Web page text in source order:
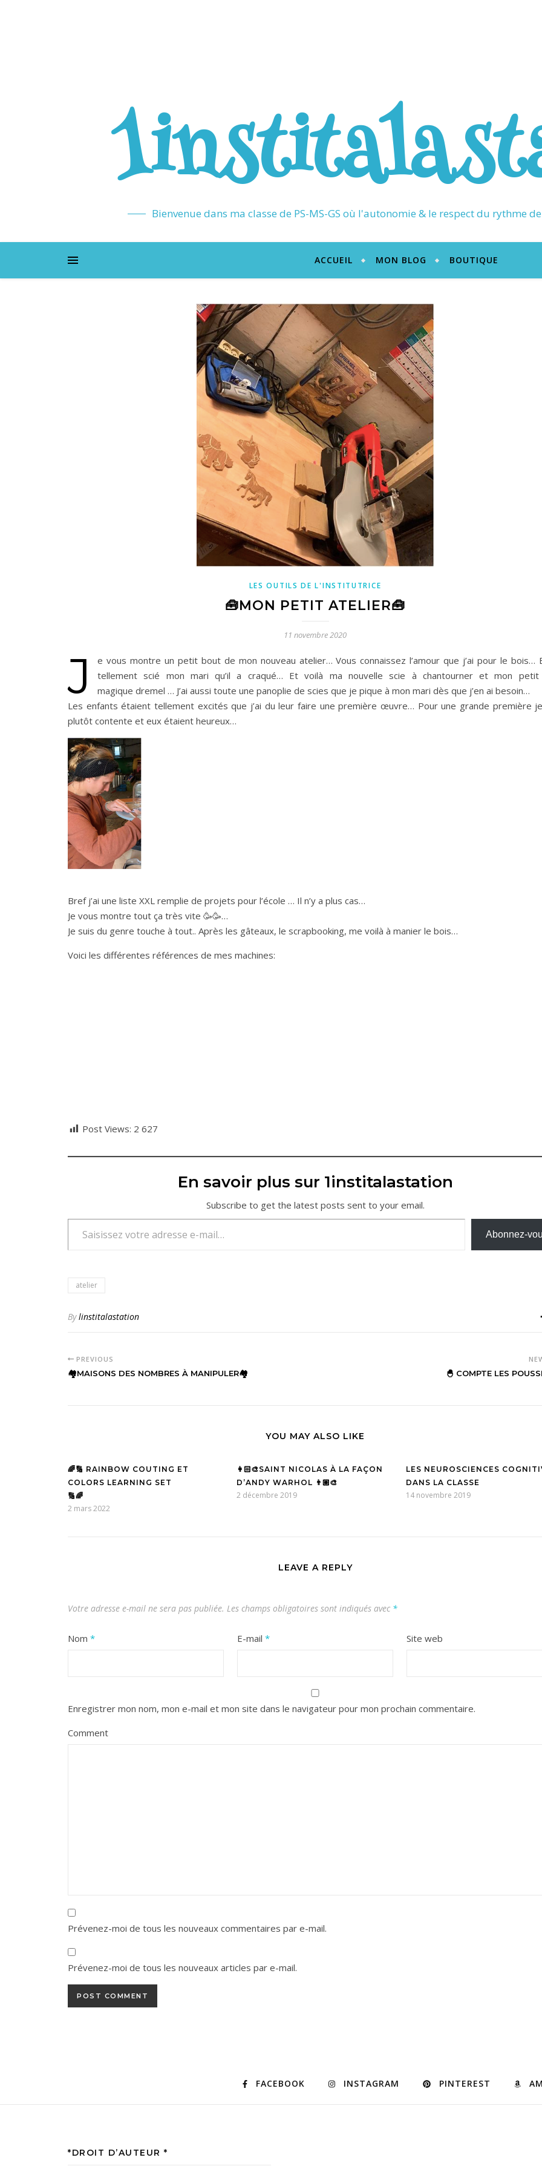
Bienvenue dans ma classe de PS-MS-GS où l'autonomie & le respect du rythme
ACCUEIL MON BLOG BOUTIQUE
LES OUTILS DE L'INSTITUTRICE
🧰MON PETIT ATELIER🧰
11 novembre 2020
J
e vous montre un petit bout de mon nouveau atelier… Vous connaissez l’amour que j’ai pour le bois…
tellement scié mon mari qu’il a craqué… Et voilà ma nouvelle scie à chantourner et mon
magique dremel … J’ai aussi toute une panoplie de scies que je pique à mon mari dès que j’en ai besoin…
Les enfants étaient tellement excités que j’ai du leur faire une première œuvre… Pour une grande première
plutôt contente et eux étaient heureux…
Bref j’ai une liste XXL remplie de projets pour l’école … Il n’y a plus cas…
Je vous montre tout ça très vite 🥳🥳…
Je suis du genre touche à tout.. Après les gâteaux, le scrapbooking, me voilà à manier le bois…
Voici les différentes références de mes machines:
Post Views: 2 627
En savoir plus sur 1institalastation
Subscribe to get the latest posts sent to your email.
Saisissez votre adresse e-mail…
Abonnez-
atelier
Bylinstitalastation
PREVIOUS
🏘MAISONS DES NOMBRES À MANIPULER🏘 🐣 COMPTE LES
YOU MAY ALSO LIKE
🌈🔢 RAINBOW COUTING ET
COLORS LEARNING SET
🔢🌈
2 mars 2022
👩🏻‍🎨SAINT NICOLAS À LA FAÇON
D’ANDY WARHOL 👨🏼‍🎨
2 décembre 2019
LES NEUROSCIENCES
DANS LA CLASSE
14 novembre 2019
LEAVE A REPLY
Votre adresse e-mail ne sera pas publiée. Les champs obligatoires sont indiqués avec *
Nom * E-mail * Site web
Enregistrer mon nom, mon e-mail et mon site dans le navigateur pour mon prochain commentaire.
Comment
Prévenez-moi de tous les nouveaux commentaires par e-mail.
Prévenez-moi de tous les nouveaux articles par e-mail.
FACEBOOK INSTAGRAM PINTEREST
*DROIT D’AUTEUR *